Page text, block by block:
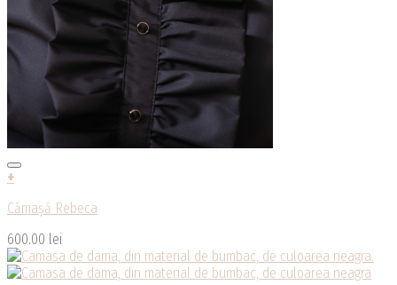
+
Cămașă Rebeca
600.00 lei